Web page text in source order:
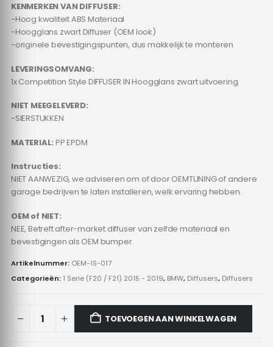
KENMERKEN VAN DIFFUSER:
-Hoog kwaliteit ABS Materiaal
-Hoogglans zwart Diffuser (OEM look)
-originele bevestigingspunten, dus makkelijk te monteren
LEVERINGSOMVANG:
1x Competition Style DIFFUSER IN Hoogglans zwart uitvoering.
NIET MEEGELEVERD:
-SIERSTUKKEN
MATERIAL: PP EPDM
Instructies:
NIET AANWEZIG, we adviseren om of door OEMTUNING of andere
garage bedrijven te laten installeren, welk ervaring hebben.
OEM of NIET:
NEE, Betreft after-market diffuser van zelfde materiaal en
bevestigingen als OEM bumper.
Artikelnummer: OEM-1S-017
Categorieën: 1 Serie (F20 / F21) 2015 - 2019, BMW, Diffusers, Diffusers
TOEVOEGEN AAN WINKELWAGEN